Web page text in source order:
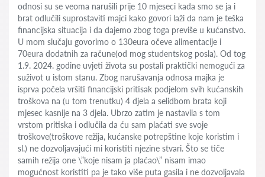
odnosi su se veoma narušili prije 10 mjeseci kada smo se ja i
brat odlučili suprostaviti majci kako govori laži da nam je teška
financijska situacija i da dajemo zbog toga previše u kućanstvo.
U mom slučaju govorimo o 130eura očeve alimentacije i
70eura dodatnih za račune(od mog studentskog posla). Od tog
1.9. 2024. godine uvjeti života su postali praktički nemogući za
suživot u istom stanu. Zbog narušavanja odnosa majka je
isprva počela vršiti financijski pritisak podjelom svih kućanskih
troškova na (u tom trenutku) 4 djela a selidbom brata koji
mjesec kasnije na 3 djela. Ubrzo zatim je nastavila s tom
vrstom pritiska i odlučila da ću sam plaćati sve svoje
troškove(troškove režija, kućanske potrepštine koje koristim i
sl.) ne dozvoljavajući mi koristiti njezine stvari. Što se tiče
samih režija one \”koje nisam ja plaćao\” nisam imao
mogućnost koristiti pa je tako više puta gasila i ne dozvoljavala